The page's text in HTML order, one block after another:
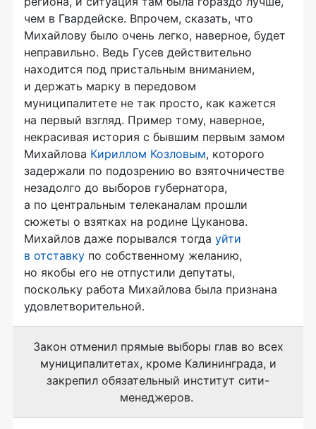
чем в Гвардейске. Впрочем, сказать, что
Михайлову было очень легко, наверное, будет
неправильно. Ведь Гусев действительно
находится под пристальным вниманием,
и держать марку в передовом
муниципалитете не так просто, как кажется
на первый взгляд. Пример тому, наверное,
некрасивая история с бывшим первым замом
Михайлова Кириллом Козловым, которого
задержали по подозрению во взяточничестве
незадолго до выборов губернатора,
а по центральным телеканалам прошли
сюжеты о взятках на родине Цуканова.
Михайлов даже порывался тогда уйти
в отставку по собственному желанию,
но якобы его не отпустили депутаты,
поскольку работа Михайлова была признана
удовлетворительной.
Закон отменил прямые выборы глав во всех
муниципалитетах, кроме Калининграда, и
закрепил обязательный институт сити-
менеджеров.